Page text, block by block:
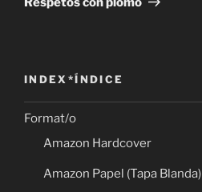
INDEX*ÍNDICE
Format/o
Amazon Hardcover
Amazon Papel (Tapa Blanda)